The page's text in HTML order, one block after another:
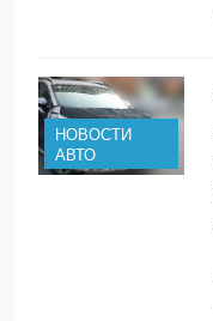
НОВОСТИ
АВТО